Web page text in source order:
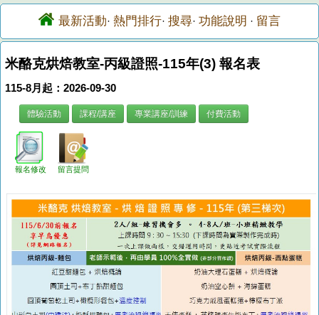
最新活動· 熱門排行· 搜尋· 功能說明 · 留言
米酪克烘焙教室-丙級證照-115年(3) 報名表
115-8月起：2026-09-30
體驗活動 課程/講座 專業講座/訓練 付費活動
報名修改 留言提問